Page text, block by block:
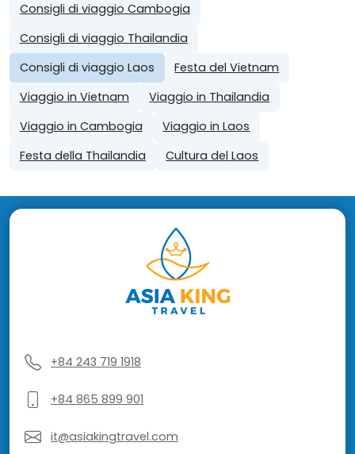
Consigli di viaggio Cambogia
Consigli di viaggio Thailandia
Consigli di viaggio Laos
Festa del Vietnam
Viaggio in Vietnam
Viaggio in Thailandia
Viaggio in Cambogia
Viaggio in Laos
Festa della Thailandia
Cultura del Laos
+84 243 719 1918
+84 865 899 901
it@asiakingtravel.com